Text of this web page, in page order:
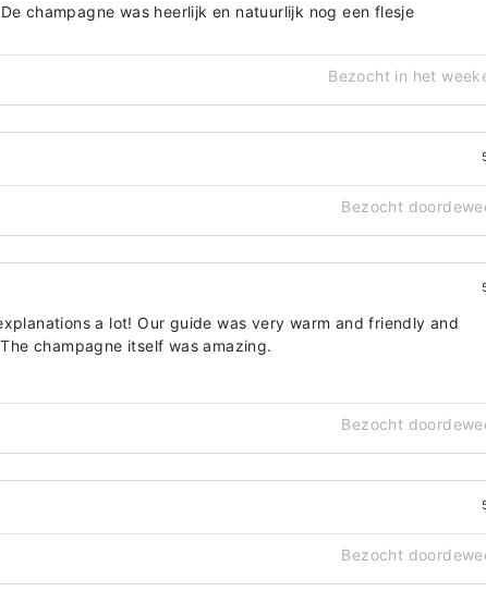
champagne was heerlijk en natuurlijk nog een flesje
Bezocht in het
Bezocht
a lot! Our guide was very warm and friendly and
champagne itself was amazing.
Bezocht
Bezocht